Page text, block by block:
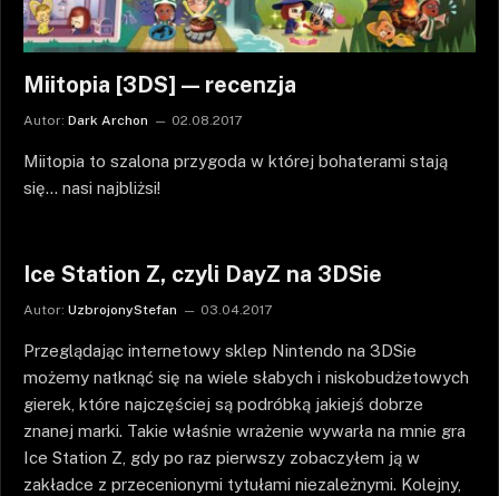
Miitopia [3DS] — recenzja
Autor: Dark Archon 02.08.2017
Miitopia to szalona przygoda w której bohaterami stają
się… nasi najbliżsi!
Ice Station Z, czyli DayZ na 3DSie
Autor: UzbrojonyStefan 03.04.2017
Przeglądając internetowy sklep Nintendo na 3DSie
możemy natknąć się na wiele słabych i niskobudżetowych
gierek, które najczęściej są podróbką jakiejś dobrze
znanej marki. Takie właśnie wrażenie wywarła na mnie gra
Ice Station Z, gdy po raz pierwszy zobaczyłem ją w
zakładce z przecenionymi tytułami niezależnymi. Kolejny,